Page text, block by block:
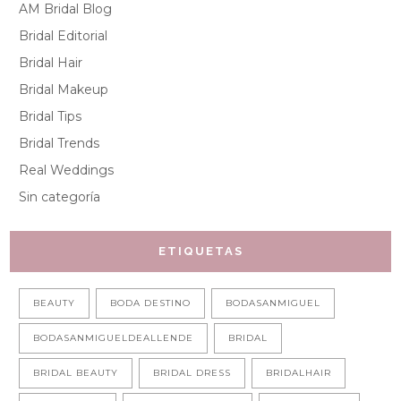
AM Bridal Blog
Bridal Editorial
Bridal Hair
Bridal Makeup
Bridal Tips
Bridal Trends
Real Weddings
Sin categoría
ETIQUETAS
BEAUTY BODA DESTINO BODASANMIGUEL
BODASANMIGUELDEALLENDE BRIDAL
BRIDAL BEAUTY BRIDAL DRESS BRIDALHAIR